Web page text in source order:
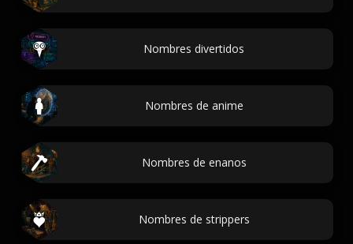
Nombres divertidos
Nombres de anime
Nombres de enanos
Nombres de strippers